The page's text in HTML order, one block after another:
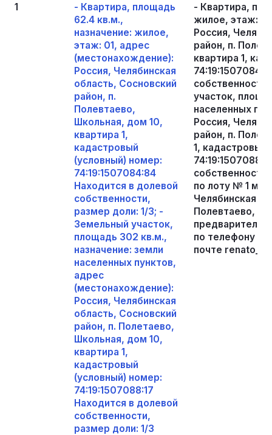
1
- Квартира, площадь
62.4 кв.м.,
назначение: жилое,
этаж: 01, адрес
(местонахождение):
Россия, Челябинская
область, Сосновский
район, п.
Полевтаево,
Школьная, дом 10,
квартира 1,
кадастровый
(условный) номер:
74:19:1507084:84
Находится в долевой
собственности,
размер доли: 1/3; -
Земельный участок,
площадь 302 кв.м.,
назначение: земли
населенных пунктов,
адрес
(местонахождение):
Россия, Челябинская
область, Сосновский
район, п. Полетаево,
Школьная, дом 10,
квартира 1,
кадастровый
(условный) номер:
74:19:1507088:17
Находится в долевой
собственности,
размер доли: 1/3
- Квартира,
жилое, этаж:
Россия,
район, п.
квартира 1,
участок,
населенных
Россия,
район, п.
1, кадастровый
по лоту № 1
Челябинская
Полевтаево,
по телефону
почте